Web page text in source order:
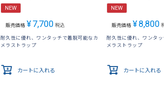
NEW
販売価格 ¥7,700 税込
耐久性に優れ、ワンタッチで着脱可能なカ
メラストラップ
カートに入れる
NEW
販売価格 ¥8,800
耐久性に優れ、ワンタ
メラストラップ
カートに入れる